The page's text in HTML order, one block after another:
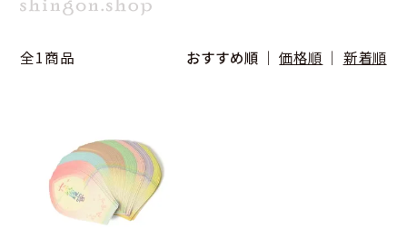
全1商品 おすすめ順 価格順 新着順